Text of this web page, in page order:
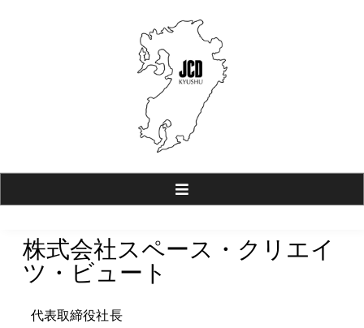
JCD九州【公式ホームページ】
一般社団法人 日本商環境デザイン協会 九州支部
株式会社スペース・クリエイ
ツ・ビュート
代表取締役社長